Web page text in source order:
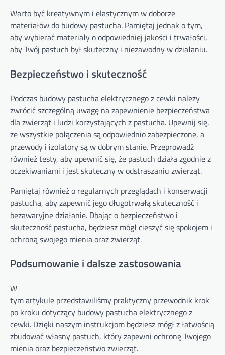
Warto być kreatywnym i elastycznym w doborze
materiałów do budowy pastucha. Pamiętaj jednak o tym,
aby wybierać materiały o odpowiedniej jakości i trwałości,
aby Twój pastuch był skuteczny i niezawodny w działaniu.
Bezpieczeństwo i skuteczność
Podczas budowy pastucha elektrycznego z cewki należy
zwrócić szczególną uwagę na zapewnienie bezpieczeństwa
dla zwierząt i ludzi korzystających z pastucha. Upewnij się,
że wszystkie połączenia są odpowiednio zabezpieczone, a
przewody i izolatory są w dobrym stanie. Przeprowadź
również testy, aby upewnić się, że pastuch działa zgodnie z
oczekiwaniami i jest skuteczny w odstraszaniu zwierząt.
Pamiętaj również o regularnych przeglądach i konserwacji
pastucha, aby zapewnić jego długotrwałą skuteczność i
bezawaryjne działanie. Dbając o bezpieczeństwo i
skuteczność pastucha, będziesz mógł cieszyć się spokojem i
ochroną swojego mienia oraz zwierząt.
Podsumowanie i dalsze zastosowania
W
tym artykule przedstawiliśmy praktyczny przewodnik krok
po kroku dotyczący budowy pastucha elektrycznego z
cewki. Dzięki naszym instrukcjom będziesz mógł z łatwością
zbudować własny pastuch, który zapewni ochronę Twojego
mienia oraz bezpieczeństwo zwierząt.